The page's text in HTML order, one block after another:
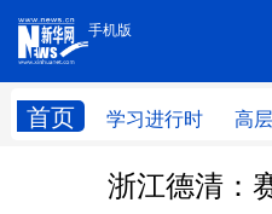
手机版
首页 学习进行时 高层
手机版
网
学习进行时 高层
浙江德清：